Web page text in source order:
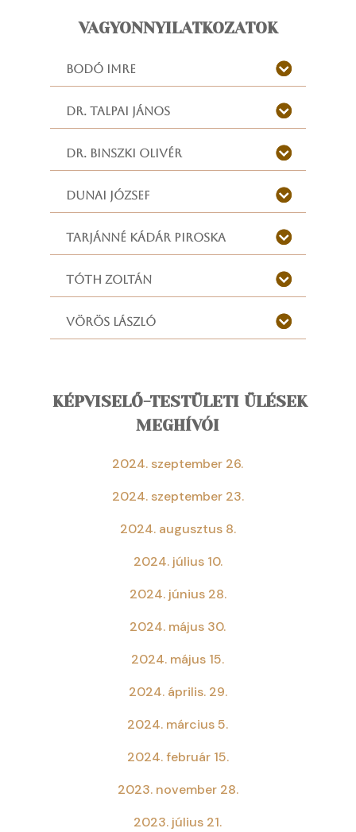
VAGYONNYILATKOZATOK
BODÓ IMRE
DR. TALPAI JÁNOS
DR. BINSZKI OLIVÉR
DUNAI JÓZSEF
TARJÁNNÉ KÁDÁR PIROSKA
TÓTH ZOLTÁN
VÖRÖS LÁSZLÓ
KÉPVISELŐ-TESTÜLETI ÜLÉSEK
MEGHÍVÓI
2024. szeptember 26.
2024. szeptember 23.
2024. augusztus 8.
2024. július 10.
2024. június 28.
2024. május 30.
2024. május 15.
2024. április. 29.
2024. március 5.
2024. február 15.
2023. november 28.
2023. július 21.